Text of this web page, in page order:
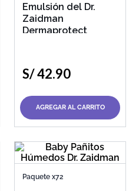
Emulsión del Dr.
Zaidman
Dermaprotect
S/42.90
AGREGAR AL CARRITO
Paquete x72